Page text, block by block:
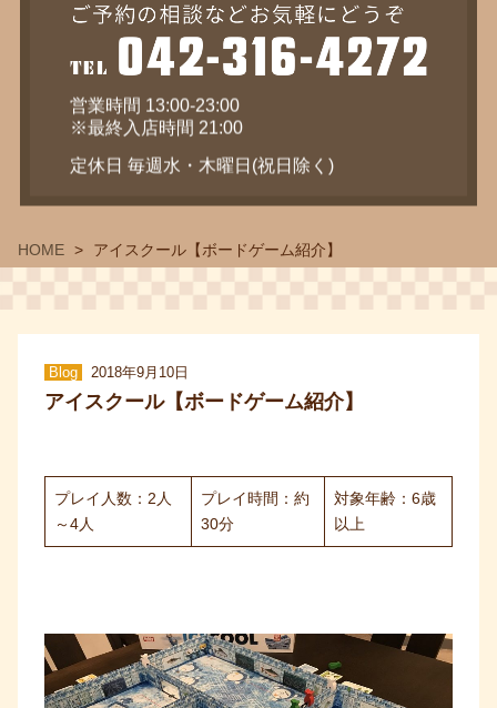
営業時間 13:00-23:00
※最終入店時間 21:00
定休日 毎週水・木曜日(祝日除く)
HOME アイスクール【ボードゲーム紹介】
Blog 2018年9月10日
アイスクール【ボードゲーム紹介】
プレイ人数：2人
～4人
プレイ時間：約
30分
対象年齢：6歳
以上